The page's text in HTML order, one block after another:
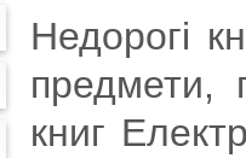
Недорогі
предмети,
книг